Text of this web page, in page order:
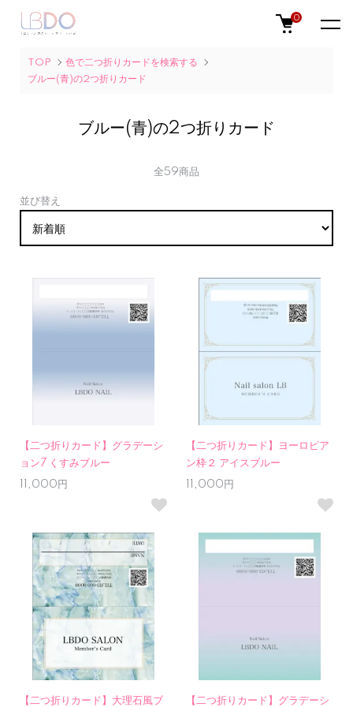
0
TOP
色で二つ折りカードを検索する
ブルー(青)の2つ折りカード
ブルー(青)の2つ折りカード
全59商品
並び替え
【二つ折りカード】グラデーシ
ョン7 くすみブルー
11,000円
【二つ折りカード】ヨーロピア
ン枠２ アイスブルー
11,000円
【二つ折りカード】大理石風ブ
【二つ折りカード】グラデーシ